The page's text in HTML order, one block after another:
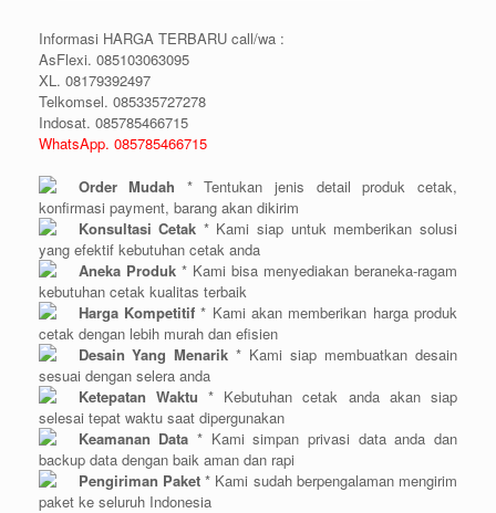
Informasi HARGA TERBARU call/wa :
AsFlexi. 085103063095
XL. 08179392497
Telkomsel. 085335727278
Indosat. 085785466715
WhatsApp. 085785466715
Order Mudah * Tentukan jenis detail produk cetak,
konfirmasi payment, barang akan dikirim
Konsultasi Cetak * Kami siap untuk memberikan solusi
yang efektif kebutuhan cetak anda
Aneka Produk * Kami bisa menyediakan beraneka-ragam
kebutuhan cetak kualitas terbaik
Harga Kompetitif* Kami akan memberikan harga produk
cetak dengan lebih murah dan efisien
Desain Yang Menarik * Kami siap membuatkan desain
sesuai dengan selera anda
Ketepatan Waktu * Kebutuhan cetak anda akan siap
selesai tepat waktu saat dipergunakan
Keamanan Data * Kami simpan privasi data anda dan
backup data dengan baik aman dan rapi
Pengiriman Paket* Kami sudah berpengalaman mengirim
paket ke seluruh Indonesia